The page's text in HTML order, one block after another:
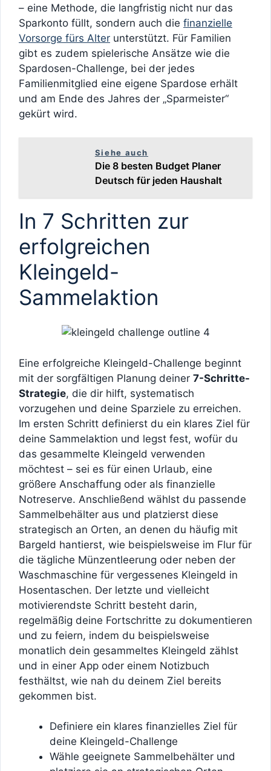
– eine Methode, die langfristig nicht nur das
Sparkonto füllt, sondern auch die finanzielle
Vorsorge fürs Alter unterstützt. Für Familien
gibt es zudem spielerische Ansätze wie die
Spardosen-Challenge, bei der jedes
Familienmitglied eine eigene Spardose erhält
und am Ende des Jahres der „Sparmeister“
gekürt wird.
Siehe auch
Die 8 besten Budget Planer
Deutsch für jeden Haushalt
In 7 Schritten zur
erfolgreichen
Kleingeld-
Sammelaktion
Eine erfolgreiche Kleingeld-Challenge beginnt
mit der sorgfältigen Planung deiner 7-Schritte-
Strategie, die dir hilft, systematisch
vorzugehen und deine Sparziele zu erreichen.
Im ersten Schritt definierst du ein klares Ziel für
deine Sammelaktion und legst fest, wofür du
das gesammelte Kleingeld verwenden
möchtest – sei es für einen Urlaub, eine
größere Anschaffung oder als finanzielle
Notreserve. Anschließend wählst du passende
Sammelbehälter aus und platzierst diese
strategisch an Orten, an denen du häufig mit
Bargeld hantierst, wie beispielsweise im Flur für
die tägliche Münzentleerung oder neben der
Waschmaschine für vergessenes Kleingeld in
Hosentaschen. Der letzte und vielleicht
motivierendste Schritt besteht darin,
regelmäßig deine Fortschritte zu dokumentieren
und zu feiern, indem du beispielsweise
monatlich dein gesammeltes Kleingeld zählst
und in einer App oder einem Notizbuch
festhältst, wie nah du deinem Ziel bereits
gekommen bist.
Definiere ein klares finanzielles Ziel für
deine Kleingeld-Challenge
Wähle geeignete Sammelbehälter und